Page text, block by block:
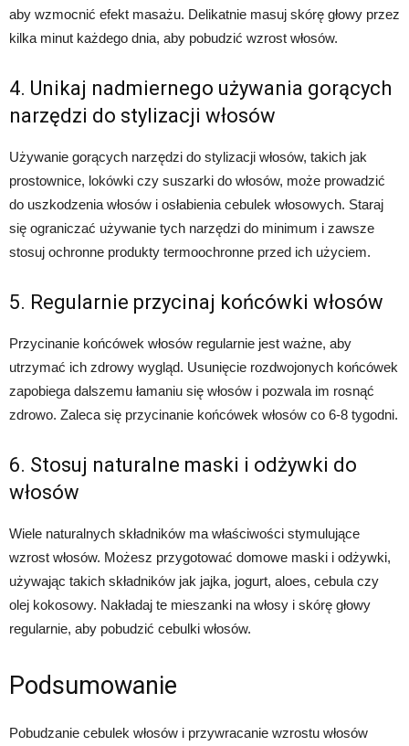
aby wzmocnić efekt masażu. Delikatnie masuj skórę głowy przez
kilka minut każdego dnia, aby pobudzić wzrost włosów.
4. Unikaj nadmiernego używania gorących
narzędzi do stylizacji włosów
Używanie gorących narzędzi do stylizacji włosów, takich jak
prostownice, lokówki czy suszarki do włosów, może prowadzić
do uszkodzenia włosów i osłabienia cebulek włosowych. Staraj
się ograniczać używanie tych narzędzi do minimum i zawsze
stosuj ochronne produkty termoochronne przed ich użyciem.
5. Regularnie przycinaj końcówki włosów
Przycinanie końcówek włosów regularnie jest ważne, aby
utrzymać ich zdrowy wygląd. Usunięcie rozdwojonych końcówek
zapobiega dalszemu łamaniu się włosów i pozwala im rosnąć
zdrowo. Zaleca się przycinanie końcówek włosów co 6-8 tygodni.
6. Stosuj naturalne maski i odżywki do
włosów
Wiele naturalnych składników ma właściwości stymulujące
wzrost włosów. Możesz przygotować domowe maski i odżywki,
używając takich składników jak jajka, jogurt, aloes, cebula czy
olej kokosowy. Nakładaj te mieszanki na włosy i skórę głowy
regularnie, aby pobudzić cebulki włosów.
Podsumowanie
Pobudzanie cebulek włosów i przywracanie wzrostu włosów